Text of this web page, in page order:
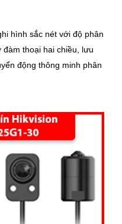
hình sắc nét với độ phân
thoại hai chiều, lưu
động thông minh phân